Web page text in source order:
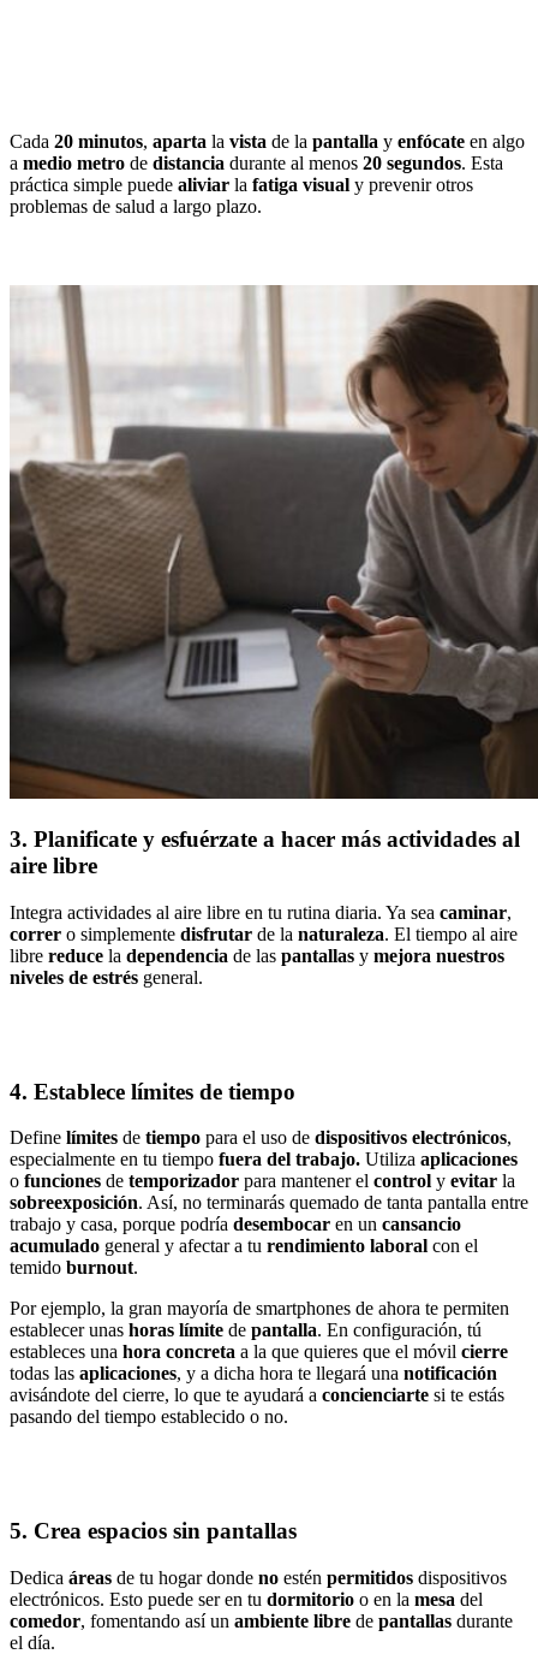
Cada 20 minutos, aparta la vista de la pantalla y enfócate en algo
a medio metro de distancia durante al menos 20 segundos. Esta
práctica simple puede aliviar la fatiga visual y prevenir otros
problemas de salud a largo plazo.
3. Planificate y esfuérzate a hacer más actividades al
aire libre
Integra actividades al aire libre en tu rutina diaria. Ya sea caminar,
correr o simplemente disfrutar de la naturaleza. El tiempo al aire
libre reduce la dependencia de las pantallas y mejora nuestros
niveles de estrés general.
4. Establece límites de tiempo
Define límites de tiempo para el uso de dispositivos electrónicos,
especialmente en tu tiempo fuera del trabajo. Utiliza aplicaciones
o funciones de temporizador para mantener el control y evitar la
sobreexposición. Así, no terminarás quemado de tanta pantalla entre
trabajo y casa, porque podría desembocar en un cansancio
acumulado general y afectar a tu rendimiento laboral con el
temido burnout.
Por ejemplo, la gran mayoría de smartphones de ahora te permiten
establecer unas horas límite de pantalla. En configuración, tú
estableces una hora concreta a la que quieres que el móvil cierre
todas las aplicaciones, y a dicha hora te llegará una notificación
avisándote del cierre, lo que te ayudará a concienciarte si te estás
pasando del tiempo establecido o no.
5. Crea espacios sin pantallas
Dedica áreas de tu hogar donde no estén permitidos dispositivos
electrónicos. Esto puede ser en tu dormitorio o en la mesa del
comedor, fomentando así un ambiente libre de pantallas durante
el día.